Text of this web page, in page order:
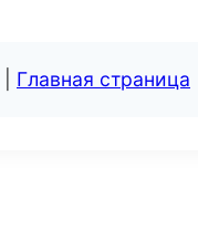
Главная страница